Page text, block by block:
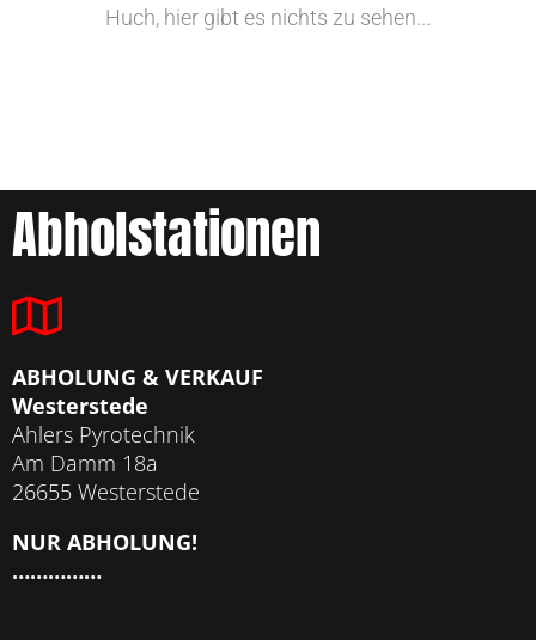
Huch, hier gibt es nichts zu sehen...
Abholstationen
ABHOLUNG & VERKAUF
Westerstede
Ahlers Pyrotechnik
Am Damm 18a
26655 Westerstede
NUR ABHOLUNG!
……………